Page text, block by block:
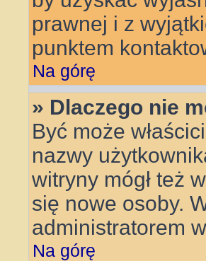
prawnej i z
punktem
Na górę
» Dlaczego nie
Być może
nazwy
witryny mógł też
się nowe osoby.
administratorem
Na górę